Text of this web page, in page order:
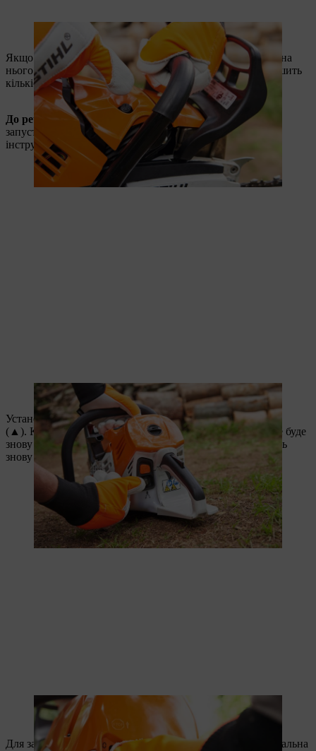
Натискання на декомпресійний клапан полегшує запуск.
Якщо мотопила оснащена паливним насосом, натисніть на
нього кілька разів. Це полегшить запуск двигуна й зменшить
кількість ривків, потрібних для запуску.
До речі
: Вам не слід турбуватися, що мотопила не
запуститься, якщо надто часто натискати на насос — в
інструментах STIHL такого не буває.
Натискання на паливний насос полегшує запуск.
Установіть комбінований важіль у положення запуску
(▲). Комбінований важіль потрібно втримувати, доки не буде
знову відпущено важіль газу. Інакше комбінований важіль
знову вискочить.
Комбінований важіль тепер має бути переведено в положення
запуску.
Для запуску встановіть мотопилу на рівну поверхню. Різальна